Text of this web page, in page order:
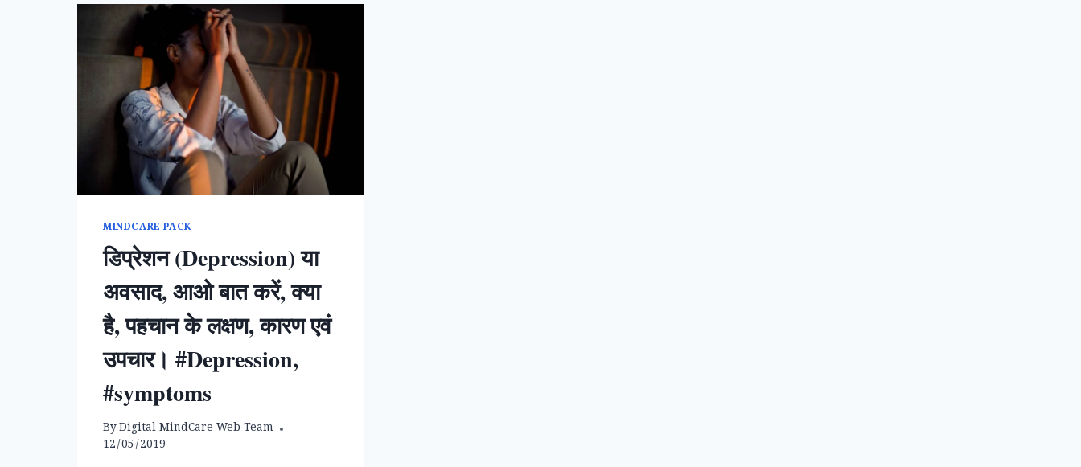
MINDCARE PACK
डिप्रेशन (Depression) या
अवसाद, आओ बात करें, क्या
है, पहचान के लक्षण, कारण एवं
उपचार। #Depression,
#symptoms
ByDigital MindCare Web Team
12/05/2019